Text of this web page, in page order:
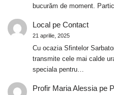
bucurăm de moment.
Localpe Contact
21 aprilie, 2025
Cu ocazia Sfintelor
transmite cele mai calde
speciala pentru…
Profir Maria Alessiape